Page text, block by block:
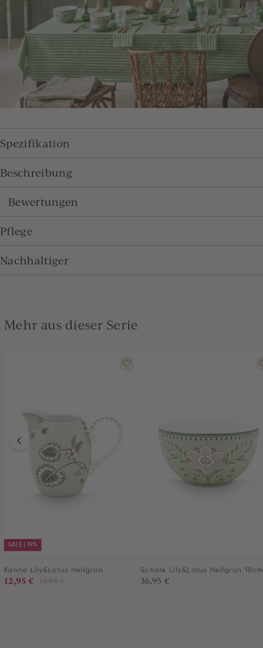
Spezifikation
Beschreibung
Bewertungen
Pflege
Nachhaltiger
Mehr aus dieser Serie
SALE | 19%
Kanne Lily&Lotus Hellgrün
15,95 €
12,95 €
Schale Lily&Lotus Hellgrün 18cm
36,95 €